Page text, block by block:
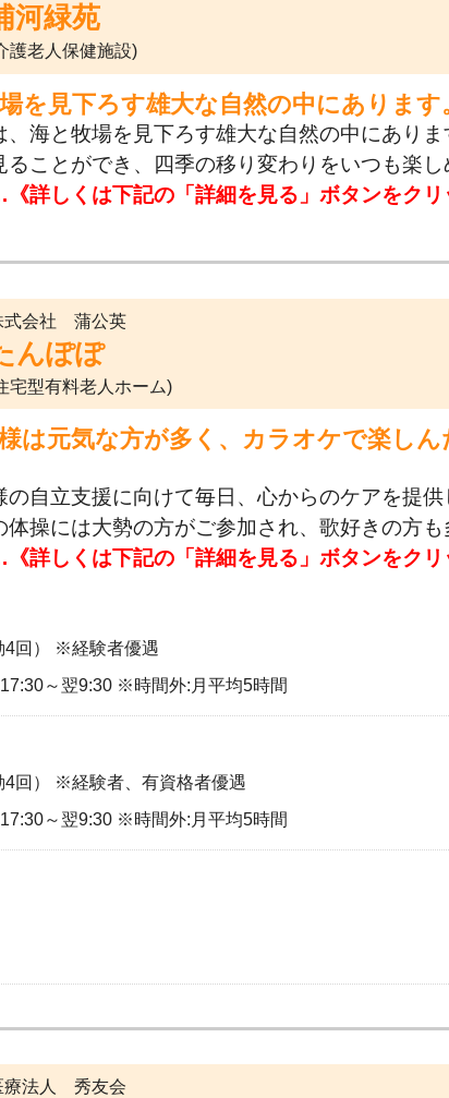
河緑苑
護老人保健施設)
を見下ろす雄大な自然の中にあります
、海と牧場を見下ろす雄大な自然の中にあり
ることができ、四季の移り変わりをいつも楽
詳しくは下記の「詳細を見る」ボタンをクリ
式会社 蒲公英
んぽぽ
宅型有料老人ホーム)
は元気な方が多く、カラオケで楽し
の自立支援に向けて毎日、心からのケアを提
体操には大勢の方がご参加され、歌好きの方
詳しくは下記の「詳細を見る」ボタンをクリ
回） ※経験者優遇
～翌9:30 ※時間外:月平均5時間
回） ※経験者、有資格者優遇
～翌9:30 ※時間外:月平均5時間
療法人 秀友会